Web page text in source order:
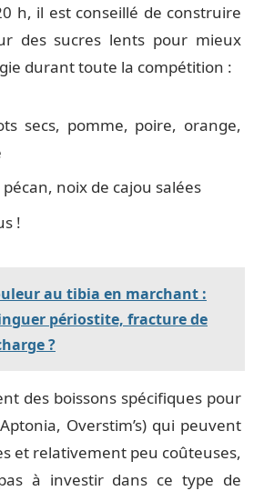
h, il est conseillé de construire
des sucres lents pour mieux
durant toute la compétition :
secs, pomme, poire, orange,
pécan, noix de cajou salées
!
au tibia en marchant :
périostite, fracture de
?
des boissons spécifiques pour
Overstim’s) qui peuvent
et relativement peu coûteuses,
à investir dans ce type de